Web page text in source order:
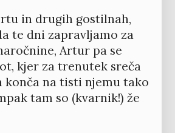
in drugih gostilnah,
te dni zapravljamo za
Artur pa se
kjer za trenutek sreča
konča na tisti njemu tako
tam so (kvarnik!) že